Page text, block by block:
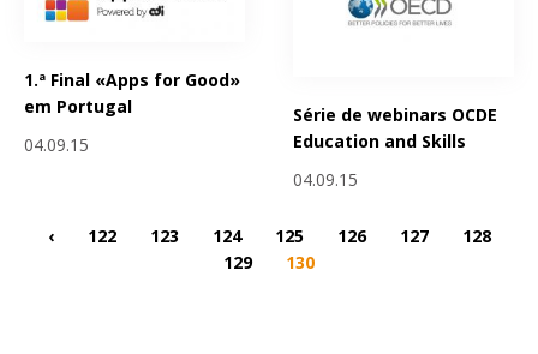
1.ª Final «Apps for Good»
em Portugal
04.09.15
Série de webinars OCDE
Education and Skills
04.09.15
‹ 122 123 124 125 126 127
128
129
130